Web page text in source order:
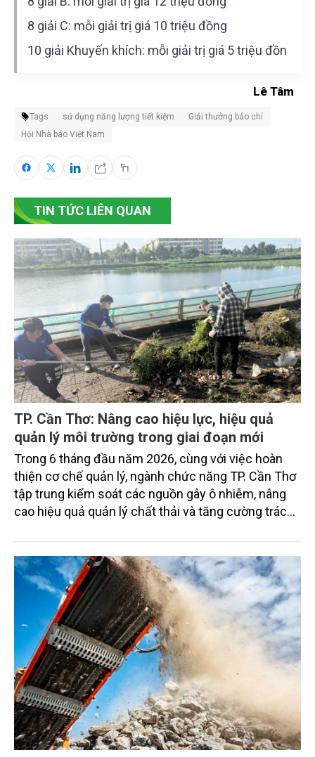
8 giải C: mỗi giải trị giá 10 triệu đồng
10 giải Khuyến khích: mỗi giải trị giá 5 triệu đồn
Lê Tâm
Tags sử dụng năng lượng tiết kiệm
Giải thưởng báo chí
Hội Nhà báo Việt Nam
TIN TỨC LIÊN QUAN
TP. Cần Thơ: Nâng cao hiệu lực, hiệu quả
quản lý môi trường trong giai đoạn mới
Trong 6 tháng đầu năm 2026, cùng với việc hoàn
thiện cơ chế quản lý, ngành chức năng TP. Cần Thơ
tập trung kiểm soát các nguồn gây ô nhiễm, nâng
cao hiệu quả quản lý chất thải và tăng cường trách
luật về môi trường tạo nền tảng cho mục tiêu phát
triển kinh tế - xã hội bền vững.